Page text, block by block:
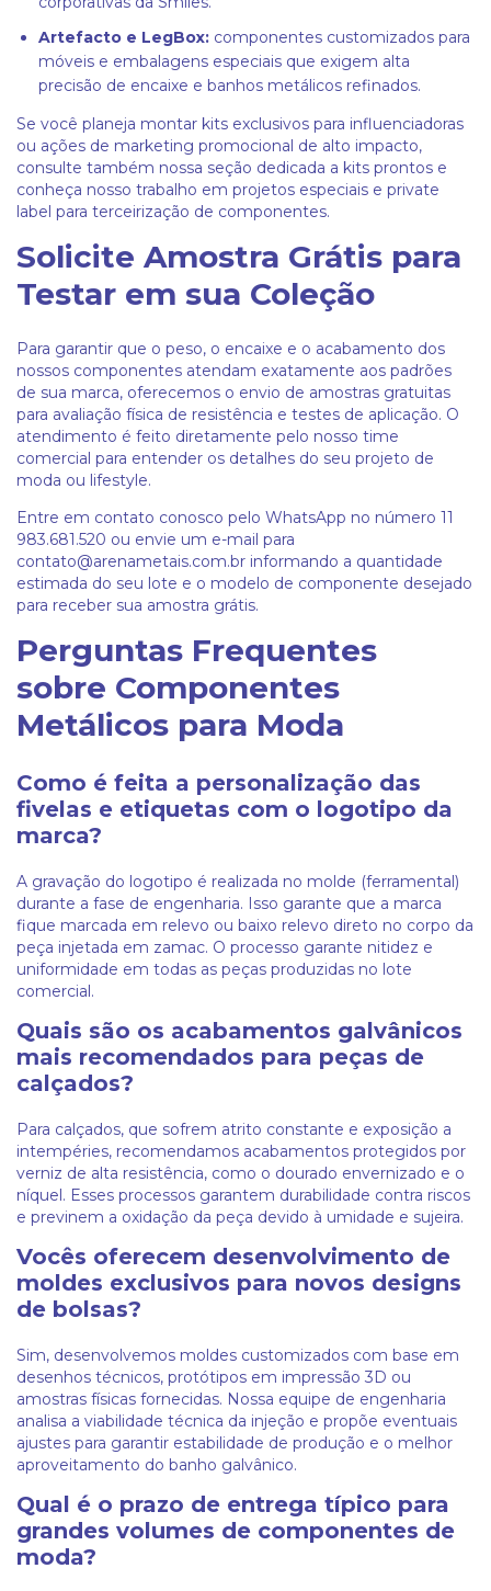
Artefacto e LegBox: componentes customizados para
móveis e embalagens especiais que exigem alta
precisão de encaixe e banhos metálicos refinados.
Se você planeja montar kits exclusivos para influenciadoras
ou ações de marketing promocional de alto impacto,
consulte também nossa seção dedicada a kits prontos e
conheça nosso trabalho em projetos especiais e private
label para terceirização de componentes.
Solicite Amostra Grátis para
Testar em sua Coleção
Para garantir que o peso, o encaixe e o acabamento dos
nossos componentes atendam exatamente aos padrões
de sua marca, oferecemos o envio de amostras gratuitas
para avaliação física de resistência e testes de aplicação. O
atendimento é feito diretamente pelo nosso time
comercial para entender os detalhes do seu projeto de
moda ou lifestyle.
Entre em contato conosco pelo WhatsApp no número 11
983.681.520 ou envie um e-mail para
contato@arenametais.com.br informando a quantidade
estimada do seu lote e o modelo de componente desejado
para receber sua amostra grátis.
Perguntas Frequentes
sobre Componentes
Metálicos para Moda
Como é feita a personalização das
fivelas e etiquetas com o logotipo da
marca?
A gravação do logotipo é realizada no molde (ferramental)
durante a fase de engenharia. Isso garante que a marca
fique marcada em relevo ou baixo relevo direto no corpo da
peça injetada em zamac. O processo garante nitidez e
uniformidade em todas as peças produzidas no lote
comercial.
Quais são os acabamentos galvânicos
mais recomendados para peças de
calçados?
Para calçados, que sofrem atrito constante e exposição a
intempéries, recomendamos acabamentos protegidos por
verniz de alta resistência, como o dourado envernizado e o
níquel. Esses processos garantem durabilidade contra riscos
e previnem a oxidação da peça devido à umidade e sujeira.
Vocês oferecem desenvolvimento de
moldes exclusivos para novos designs
de bolsas?
Sim, desenvolvemos moldes customizados com base em
desenhos técnicos, protótipos em impressão 3D ou
amostras físicas fornecidas. Nossa equipe de engenharia
analisa a viabilidade técnica da injeção e propõe eventuais
ajustes para garantir estabilidade de produção e o melhor
aproveitamento do banho galvânico.
Qual é o prazo de entrega típico para
grandes volumes de componentes de
moda?